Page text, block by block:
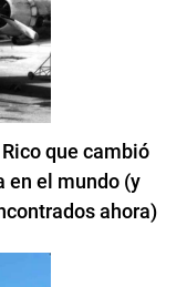
que cambió
en el mundo (y
ahora)